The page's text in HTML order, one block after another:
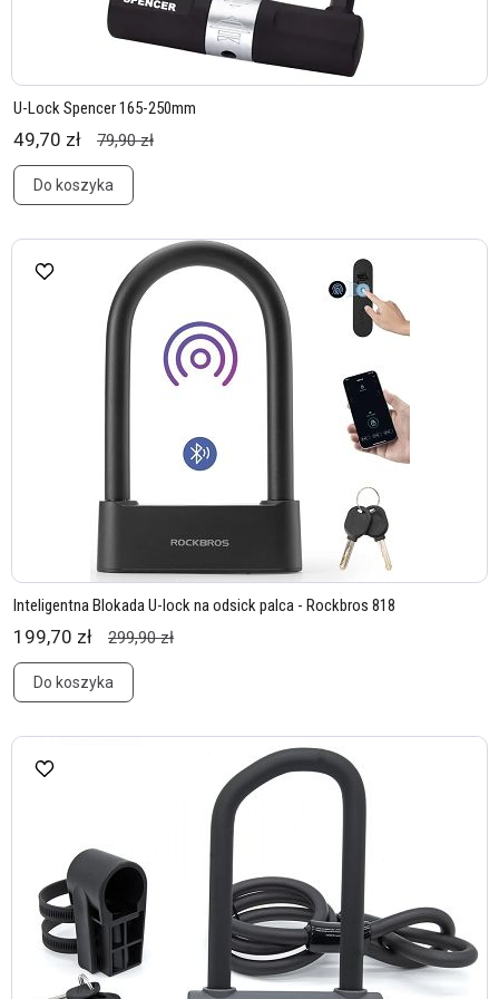
U-Lock Spencer 165-250mm
49,70 zł 79,90 zł
Do koszyka
Inteligentna Blokada U-lock na odsick palca - Rockbros 818
199,70 zł 299,90 zł
Do koszyka